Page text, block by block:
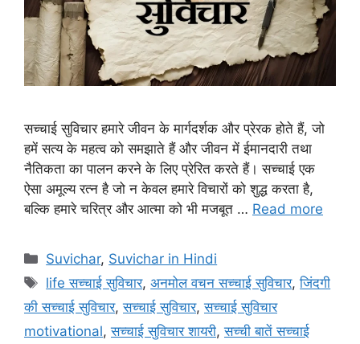
सच्चाई सुविचार हमारे जीवन के मार्गदर्शक और प्रेरक होते हैं, जो
हमें सत्य के महत्व को समझाते हैं और जीवन में ईमानदारी तथा
नैतिकता का पालन करने के लिए प्रेरित करते हैं। सच्चाई एक
ऐसा अमूल्य रत्न है जो न केवल हमारे विचारों को शुद्ध करता है,
बल्कि हमारे चरित्र और आत्मा को भी मजबूत … Read more
Categories
Suvichar, Suvichar in Hindi
Tags
life सच्चाई सुविचार,अनमोल वचन सच्चाई सुविचार,जिंदगी
की सच्चाई सुविचार,सच्चाई सुविचार,सच्चाई सुविचार
motivational,सच्चाई सुविचार शायरी,सच्ची बातें सच्चाई